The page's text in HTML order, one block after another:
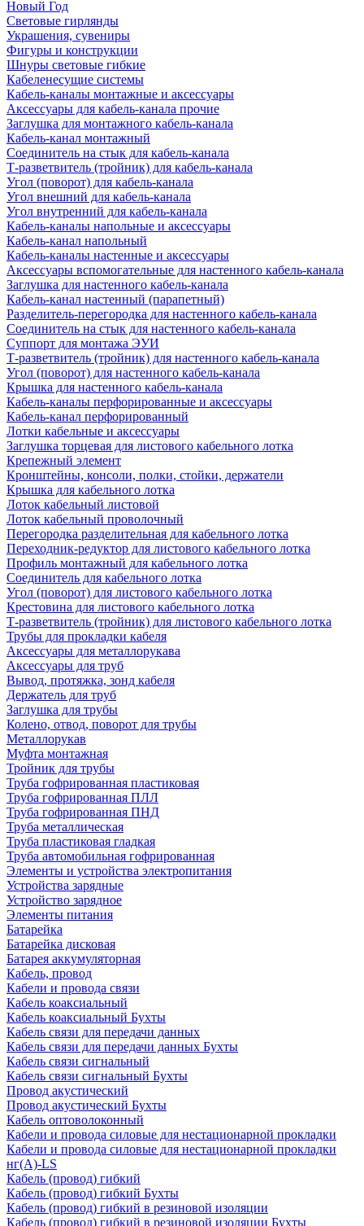
Новый Год
Световые гирлянды
Украшения, сувениры
Фигуры и конструкции
Шнуры световые гибкие
Кабеленесущие системы
Кабель-каналы монтажные и аксессуары
Аксессуары для кабель-канала прочие
Заглушка для монтажного кабель-канала
Кабель-канал монтажный
Соединитель на стык для кабель-канала
Т-разветвитель (тройник) для кабель-канала
Угол (поворот) для кабель-канала
Угол внешний для кабель-канала
Угол внутренний для кабель-канала
Кабель-каналы напольные и аксессуары
Кабель-канал напольный
Кабель-каналы настенные и аксессуары
Аксессуары вспомогательные для настенного кабель-канала
Заглушка для настенного кабель-канала
Кабель-канал настенный (парапетный)
Разделитель-перегородка для настенного кабель-канала
Соединитель на стык для настенного кабель-канала
Суппорт для монтажа ЭУИ
Т-разветвитель (тройник) для настенного кабель-канала
Угол (поворот) для настенного кабель-канала
Крышка для настенного кабель-канала
Кабель-каналы перфорированные и аксессуары
Кабель-канал перфорированный
Лотки кабельные и аксессуары
Заглушка торцевая для листового кабельного лотка
Крепежный элемент
Кронштейны, консоли, полки, стойки, держатели
Крышка для кабельного лотка
Лоток кабельный листовой
Лоток кабельный проволочный
Перегородка разделительная для кабельного лотка
Переходник-редуктор для листового кабельного лотка
Профиль монтажный для кабельного лотка
Соединитель для кабельного лотка
Угол (поворот) для листового кабельного лотка
Крестовина для листового кабельного лотка
Т-разветвитель (тройник) для листового кабельного лотка
Трубы для прокладки кабеля
Аксессуары для металлорукава
Аксессуары для труб
Вывод, протяжка, зонд кабеля
Держатель для труб
Заглушка для трубы
Колено, отвод, поворот для трубы
Металлорукав
Муфта монтажная
Тройник для трубы
Труба гофрированная пластиковая
Труба гофрированная ПЛЛ
Труба гофрированная ПНД
Труба металлическая
Труба пластиковая гладкая
Труба автомобильная гофрированная
Элементы и устройства электропитания
Устройства зарядные
Устройство зарядное
Элементы питания
Батарейка
Батарейка дисковая
Батарея аккумуляторная
Кабель, провод
Кабели и провода связи
Кабель коаксиальный
Кабель коаксиальный Бухты
Кабель связи для передачи данных
Кабель связи для передачи данных Бухты
Кабель связи сигнальный
Кабель связи сигнальный Бухты
Провод акустический
Провод акустический Бухты
Кабель оптоволоконный
Кабели и провода силовые для нестационарной прокладки
Кабели и провода силовые для нестационарной прокладки
нг(А)-LS
Кабель (провод) гибкий
Кабель (провод) гибкий Бухты
Кабель (провод) гибкий в резиновой изоляции
Кабель (провод) гибкий в резиновой изоляции Бухты